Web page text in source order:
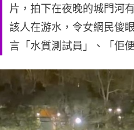
片，拍下在夜晚的城門河
該人在游水，令女網民傻
言「水質測試員」、「佢